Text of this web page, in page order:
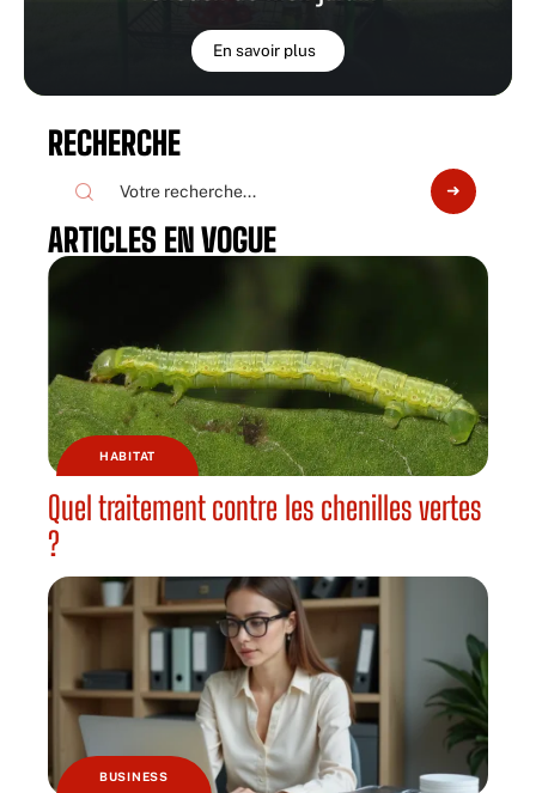
En savoir plus
RECHERCHE
ARTICLES EN VOGUE
HABITAT
Quel traitement contre les chenilles vertes
?
BUSINESS